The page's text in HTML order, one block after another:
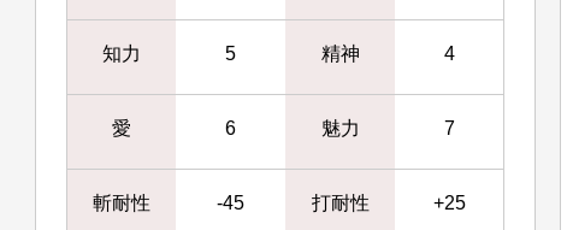
知力 5 精神 4
愛 6 魅力 7
斬耐性 -45 打耐性 +25